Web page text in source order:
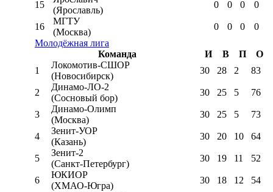
15
(Ярославль)
0 0 0 0
16
МГТУ
(Москва)
0 0 0
0
Молодёжная лига
Команда
И В П
О
1
Локомотив-CШОР
(Новосибирск)
30 28 2 83
2
Динамо-ЛО-2
(Сосновый бор)
30 25 5 76
3
Динамо-Олимп
(Москва)
30 25 5 73
4
Зенит-УОР
(Казань)
30 20 10 64
5
Зенит-2
(Санкт-Петербург)
30 19 11 52
6
ЮКИОР
(ХМАО-Югра)
30 18 12 54